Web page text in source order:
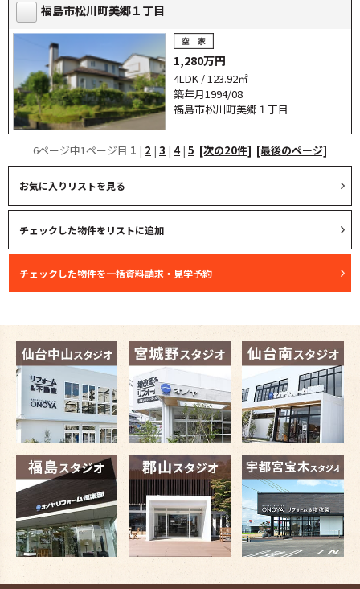
福島市松川町美郷１丁目
1,280万円
4LDK / 123.92㎡
築年月1994/08
福島市松川町美郷１丁目
6ページ中1ページ目 1 | 2 | 3 | 4| 5 [次の20件] [最後のページ]
お気に入りリストを見る